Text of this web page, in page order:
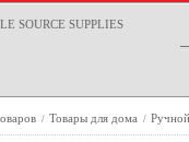
/ Товары для дома /